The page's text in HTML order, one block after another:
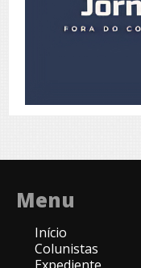
Menu
Início
Colunistas